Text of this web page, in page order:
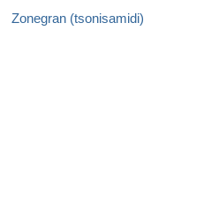
Zonegran (tsonisamidi)